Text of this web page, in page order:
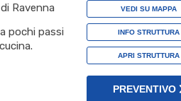
Ravenna
pochi passi
VEDI SU MAPPA
INFO STRUTTURA
APRI STRUTTURA
PREVENTIVO